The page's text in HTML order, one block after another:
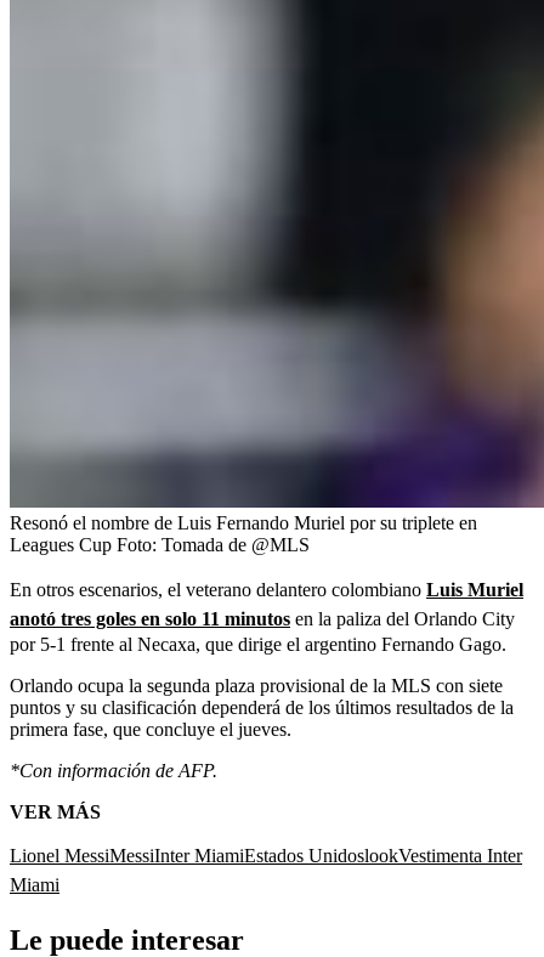
Resonó el nombre de Luis Fernando Muriel por su triplete en
Leagues Cup Foto: Tomada de @MLS
En otros escenarios, el veterano delantero colombiano Luis Muriel
anotó tres goles en solo 11 minutos en la paliza del Orlando City
por 5-1 frente al Necaxa, que dirige el argentino Fernando Gago.
Orlando ocupa la segunda plaza provisional de la MLS con siete
puntos y su clasificación dependerá de los últimos resultados de la
primera fase, que concluye el jueves.
*Con información de AFP.
VER MÁS
Lionel MessiMessiInter MiamiEstados UnidoslookVestimenta Inter
Miami
Le puede interesar